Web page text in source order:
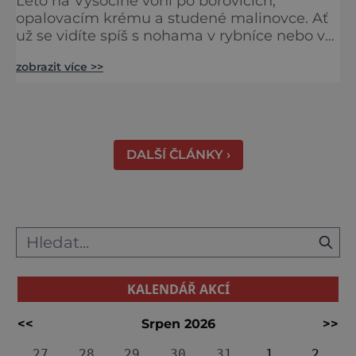
opalovacím krému a studené malinovce. Ať
už se vidíte spíš s nohama v rybníce nebo v
Není to totiž jen kraj kopců a lesů, ale i vody
lenošit u hladiny. Plavky s sebou! Nejlepší p
zobrazit více >>
DALŠÍ ČLÁNKY ›
KALENDÁŘ AKCÍ
<< Srpen 2026
>>